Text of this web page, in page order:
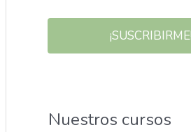
Nuestros cursos